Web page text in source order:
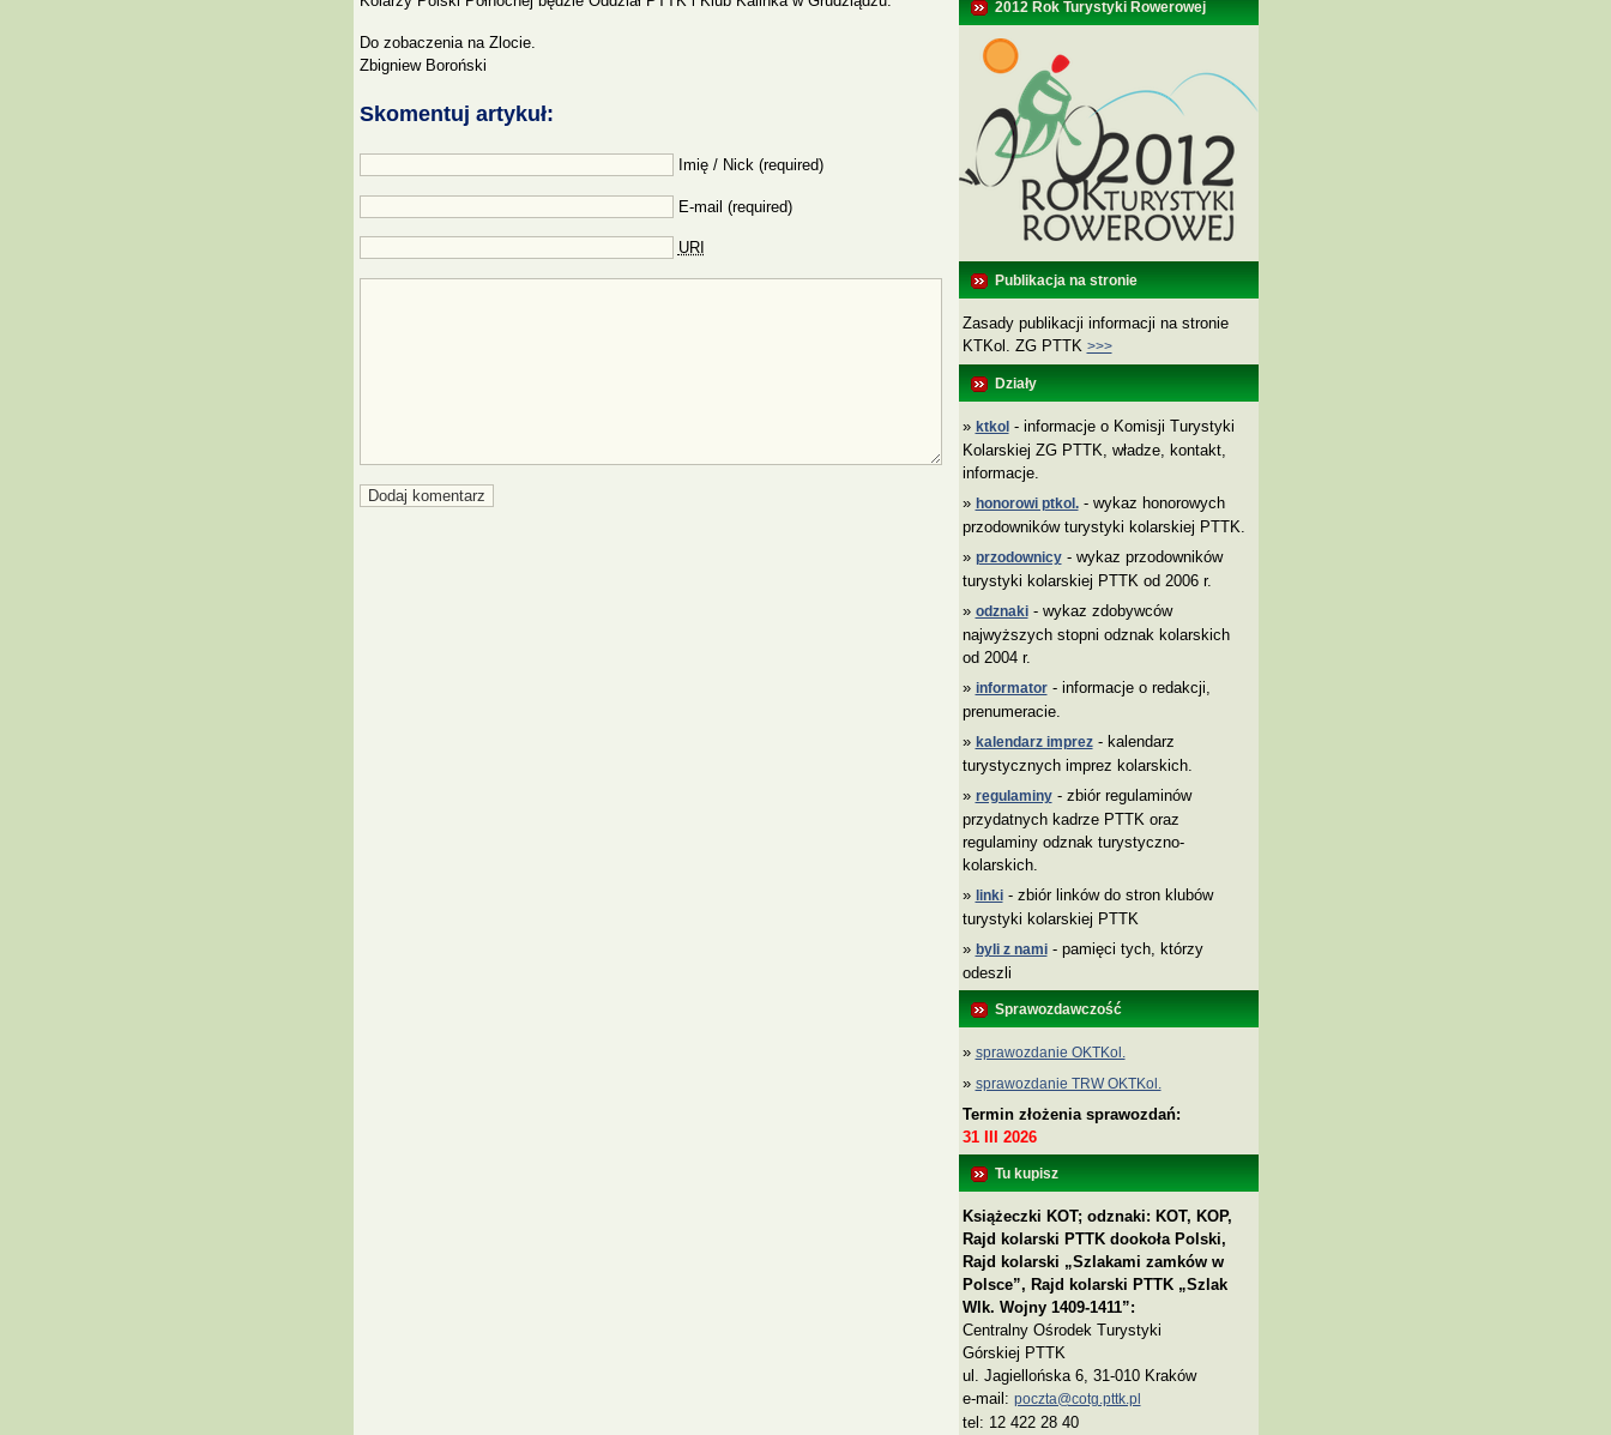
Do zobaczenia na Zlocie.
Zbigniew Boroński
Skomentuj artykuł:
Imię / Nick (required)
E-mail (required)
URI
2012 Rok Turystyki Rowerowej
Publikacja na stronie
Zasady publikacji informacji na stronie
KTKol. ZG PTTK >>>
Działy
» ktkol- informacje o Komisji Turystyki
Kolarskiej ZG PTTK, władze, kontakt,
informacje.
» honorowi ptkol.- wykaz honorowych
przodowników turystyki kolarskiej PTTK.
» przodownicy- wykaz przodowników
turystyki kolarskiej PTTK od 2006 r.
» odznaki- wykaz zdobywców
najwyższych stopni odznak kolarskich
od 2004 r.
» informator- informacje o redakcji,
prenumeracie.
» kalendarz imprez- kalendarz
turystycznych imprez kolarskich.
» regulaminy- zbiór regulaminów
przydatnych kadrze PTTK oraz
regulaminy odznak turystyczno-
kolarskich.
» linki- zbiór linków do stron klubów
turystyki kolarskiej PTTK
» byli z nami- pamięci tych, którzy
odeszli
Sprawozdawczość
» sprawozdanie OKTKol.
» sprawozdanie TRW OKTKol.
Termin złożenia sprawozdań:
31 III 2026
Tu kupisz
Książeczki KOT; odznaki: KOT, KOP,
Rajd kolarski PTTK dookoła Polski,
Rajd kolarski „Szlakami zamków w
Polsce”, Rajd kolarski PTTK „Szlak
Wlk. Wojny 1409-1411”:
Centralny Ośrodek Turystyki
Górskiej PTTK
ul. Jagiellońska 6, 31-010 Kraków
e-mail: poczta@cotg.pttk.pl
tel: 12 422 28 40